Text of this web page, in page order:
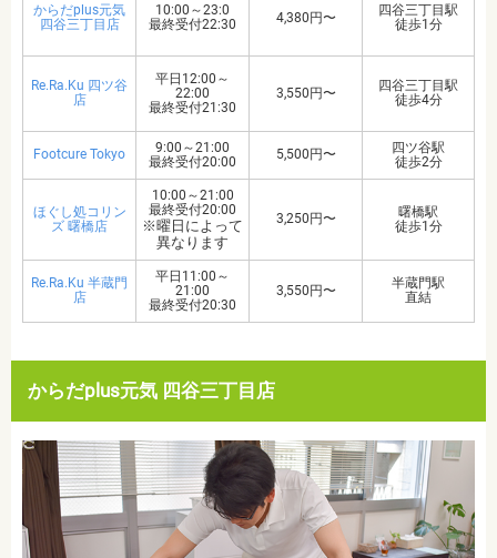
からだplus元気
四谷三丁目店
10:00～23:0
最終受付22:30
4,380円〜
四谷三丁目駅
徒歩1分
Re.Ra.Ku 四ツ谷
店
平日12:00～
22:00
最終受付21:30
3,550円〜
四谷三丁目駅
徒歩4分
Footcure Tokyo
9:00～21:00
最終受付20:00
5,500円〜
四ツ谷駅
徒歩2分
ほぐし処コリン
ズ 曙橋店
10:00～21:00
最終受付20:00
※曜日によって
異なります
3,250円〜
曙橋駅
徒歩1分
Re.Ra.Ku 半蔵門
店
平日11:00～
21:00
最終受付20:30
3,550円〜
半蔵門駅
直結
からだplus元気 四谷三丁目店